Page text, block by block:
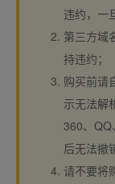
违约，一
第三方域
持违约；
购买前请
示无法解
360、QQ
后无法撤
请不要将